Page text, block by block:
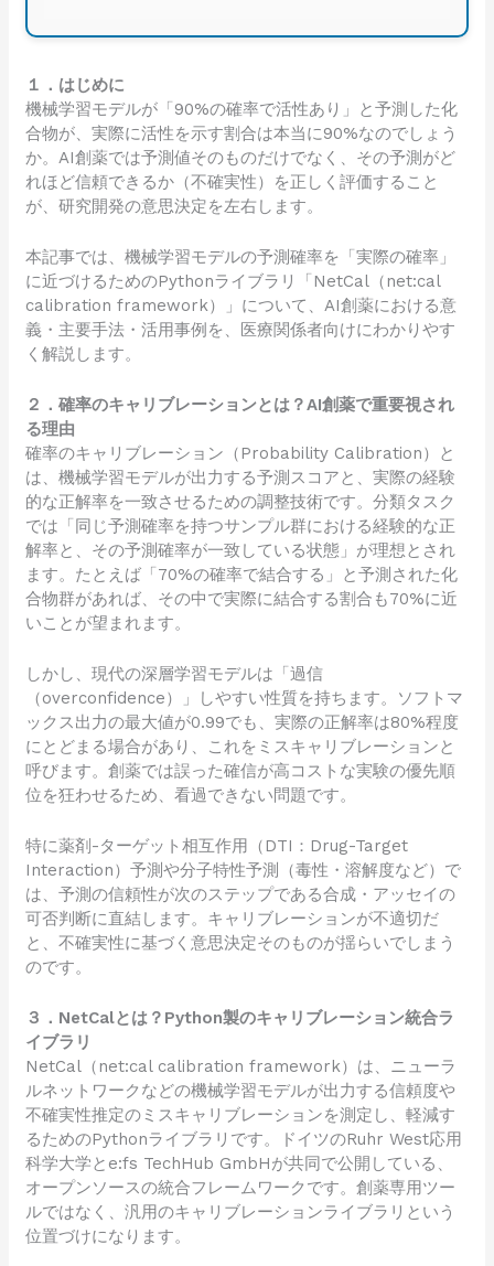
１．はじめに
機械学習モデルが「90%の確率で活性あり」と予測した化
合物が、実際に活性を示す割合は本当に90%なのでしょう
か。AI創薬では予測値そのものだけでなく、その予測がど
れほど信頼できるか（不確実性）を正しく評価すること
が、研究開発の意思決定を左右します。
本記事では、機械学習モデルの予測確率を「実際の確率」
に近づけるためのPythonライブラリ「NetCal（net:cal
calibration framework）」について、AI創薬における意
義・主要手法・活用事例を、医療関係者向けにわかりやす
く解説します。
２．確率のキャリブレーションとは？AI創薬で重要視され
る理由
確率のキャリブレーション（Probability Calibration）と
は、機械学習モデルが出力する予測スコアと、実際の経験
的な正解率を一致させるための調整技術です。分類タスク
では「同じ予測確率を持つサンプル群における経験的な正
解率と、その予測確率が一致している状態」が理想とされ
ます。たとえば「70%の確率で結合する」と予測された化
合物群があれば、その中で実際に結合する割合も70%に近
いことが望まれます。
しかし、現代の深層学習モデルは「過信
（overconfidence）」しやすい性質を持ちます。ソフトマ
ックス出力の最大値が0.99でも、実際の正解率は80%程度
にとどまる場合があり、これをミスキャリブレーションと
呼びます。創薬では誤った確信が高コストな実験の優先順
位を狂わせるため、看過できない問題です。
特に薬剤-ターゲット相互作用（DTI：Drug-Target
Interaction）予測や分子特性予測（毒性・溶解度など）で
は、予測の信頼性が次のステップである合成・アッセイの
可否判断に直結します。キャリブレーションが不適切だ
と、不確実性に基づく意思決定そのものが揺らいでしまう
のです。
３．NetCalとは？Python製のキャリブレーション統合ラ
イブラリ
NetCal（net:cal calibration framework）は、ニューラ
ルネットワークなどの機械学習モデルが出力する信頼度や
不確実性推定のミスキャリブレーションを測定し、軽減す
るためのPythonライブラリです。ドイツのRuhr West応用
科学大学とe:fs TechHub GmbHが共同で公開している、
オープンソースの統合フレームワークです。創薬専用ツー
ルではなく、汎用のキャリブレーションライブラリという
位置づけになります。